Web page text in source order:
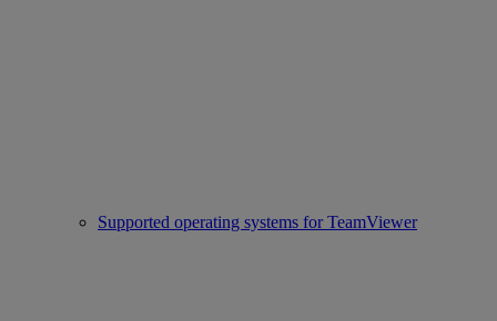
Supported operating systems for TeamViewer